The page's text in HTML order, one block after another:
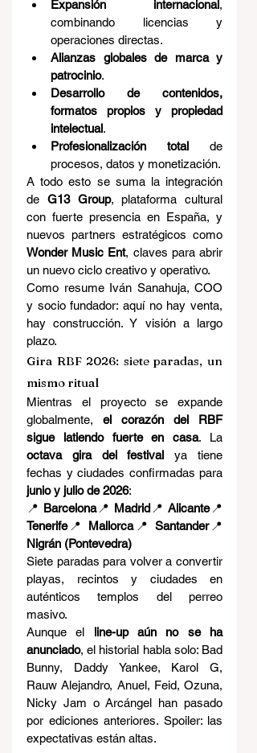
Expansión internacional,
combinando licencias y
operaciones directas.
Alianzas globales de marca y
patrocinio.
Desarrollo de contenidos,
formatos propios y propiedad
intelectual.
Profesionalización total de
procesos, datos y monetización.
A todo esto se suma la integración
de G13 Group, plataforma cultural
con fuerte presencia en España, y
Wonder Music Ent, claves para abrir
un nuevo ciclo creativo y operativo.
Como resume Iván Sanahuja, COO
y socio fundador: aquí no hay venta,
hay construcción. Y visión a largo
plazo.
Gira RBF 2026: siete paradas, un
mismo ritual
Mientras el proyecto se expande
globalmente, el corazón del RBF
sigue latiendo fuerte en casa
octava gira del festival ya tiene
junio y julio de 2026:
📍 Barcelona📍 Madrid 📍 Alicante
Tenerife📍 Mallorca📍 Santander
Nigrán (Pontevedra)
Siete paradas para volver a convertir
playas, recintos y ciudades en
auténticos templos del perreo
masivo.
Aunque el line-up aún no se ha
anunciado, el historial habla solo: Bad
Bunny, Daddy Yankee, Karol G,
Rauw Alejandro, Anuel, Feid, Ozuna,
Nicky Jam o Arcángel han pasado
por ediciones anteriores. Spoiler: las
expectativas están altas.